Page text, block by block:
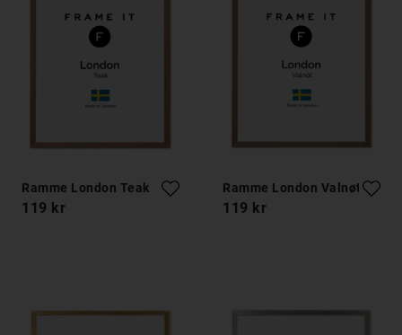
Ramme London Teak
119 kr
Ramme London Valnøtt
119 kr